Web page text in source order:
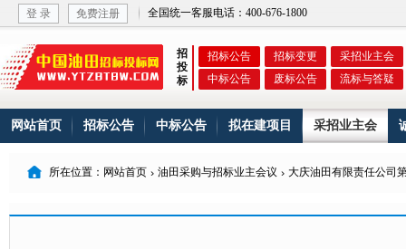
登 录 免费注册 全国统一客服电话：400-676-1800
招
投
标
招标公告 招标变更
采招业主会
中标公告
废标公告 流标与答疑
网站首页 招标公告 中标公告 拟在建项目 采招业主会
 所在位置：网站首页  油田采购与招标业主会议  大庆油田有限责任公司